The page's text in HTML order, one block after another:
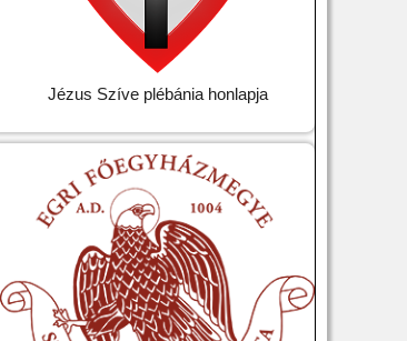
Jézus Szíve plébánia honlapja